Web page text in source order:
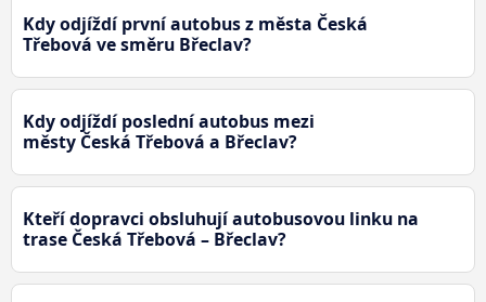
Kdy odjíždí první autobus z města Česká
Třebová ve směru Břeclav?
Kdy odjíždí poslední autobus mezi
městy Česká Třebová a Břeclav?
Kteří dopravci obsluhují autobusovou linku na
trase Česká Třebová – Břeclav?